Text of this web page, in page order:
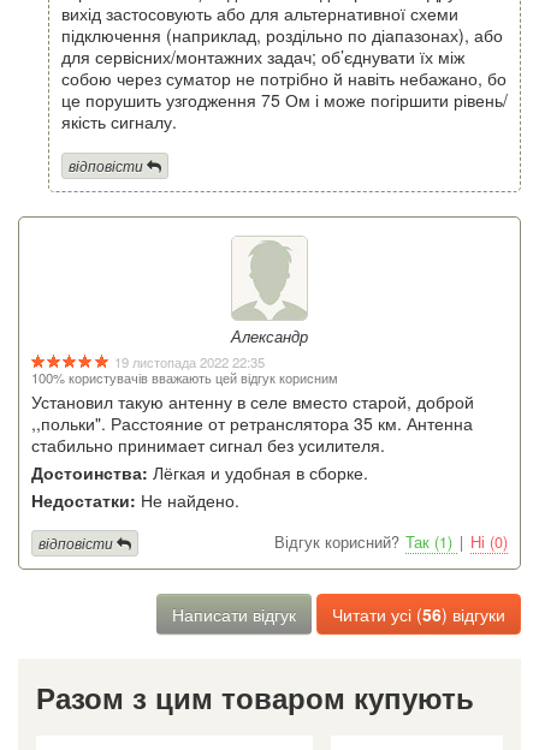
вихід застосовують або для альтернативної схеми
підключення (наприклад, роздільно по діапазонах), або
для сервісних/монтажних задач; об’єднувати їх між
собою через суматор не потрібно й навіть небажано, бо
це порушить узгодження 75 Ом і може погіршити рівень/
якість сигналу.
відповісти
Александр
19 листопада 2022 22:35
100% користувачів вважають цей відгук корисним
Установил такую антенну в селе вместо старой, доброй
,,польки". Расстояние от ретранслятора 35 км. Антенна
стабильно принимает сигнал без усилителя.
Достоинства: Лёгкая и удобная в сборке.
Недостатки: Не найдено.
Відгук корисний? Так (1) | Ні (0)
відповісти
Написати відгук Читати усі (56) відгуки
Разом з цим товаром купують